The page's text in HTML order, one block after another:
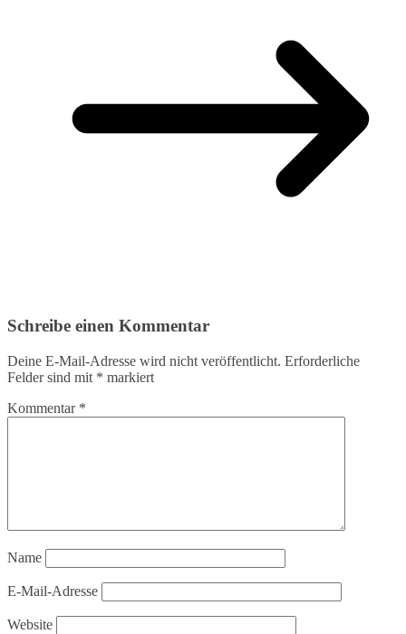
Schreibe einen Kommentar
Deine E-Mail-Adresse wird nicht veröffentlicht. Erforderliche
Felder sind mit * markiert
Kommentar *
Name
E-Mail-Adresse
Website